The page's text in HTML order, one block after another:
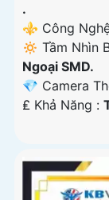
.
⚜️ Công
🔅 Tầm Nhìn
Ngoại SMD.
💎 Camera
️₤ Khả Năng :